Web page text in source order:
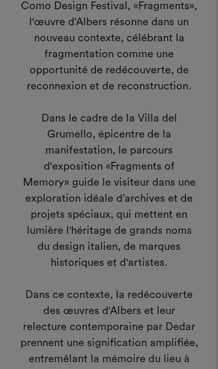
Como Design Festival, «Fragments»,
l'œuvre d'Albers résonne dans un
nouveau contexte, célébrant la
fragmentation comme une
opportunité de redécouverte, de
reconnexion et de reconstruction.
Dans le cadre de la Villa del
Grumello, épicentre de la
manifestation, le parcours
d'exposition «Fragments of
Memory» guide le visiteur dans une
exploration idéale d’archives et de
projets spéciaux, qui mettent en
lumière l'héritage de grands noms
du design italien, de marques
historiques et d'artistes.
Dans ce contexte, la redécouverte
des œuvres d'Albers et leur
relecture contemporaine par Dedar
prennent une signification amplifiée,
entremêlant la mémoire du lieu à